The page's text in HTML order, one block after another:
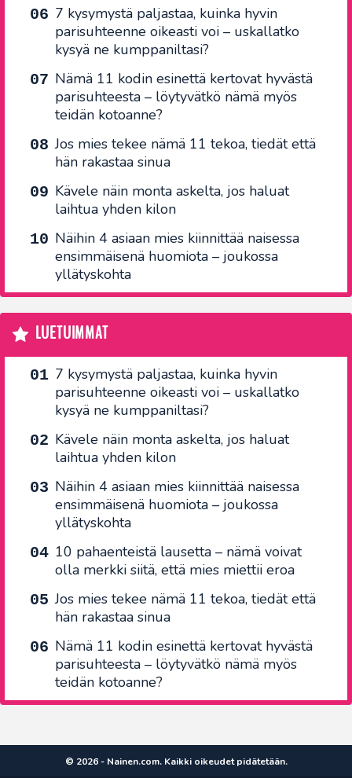
7 kysymystä paljastaa, kuinka hyvin
parisuhteenne oikeasti voi – uskallatko
kysyä ne kumppaniltasi?
Nämä 11 kodin esinettä kertovat hyvästä
parisuhteesta – löytyvätkö nämä myös
teidän kotoanne?
Jos mies tekee nämä 11 tekoa, tiedät että
hän rakastaa sinua
Kävele näin monta askelta, jos haluat
laihtua yhden kilon
Näihin 4 asiaan mies kiinnittää naisessa
ensimmäisenä huomiota – joukossa
yllätyskohta
LUETUIMMAT
7 kysymystä paljastaa, kuinka hyvin
parisuhteenne oikeasti voi – uskallatko
kysyä ne kumppaniltasi?
Kävele näin monta askelta, jos haluat
laihtua yhden kilon
Näihin 4 asiaan mies kiinnittää naisessa
ensimmäisenä huomiota – joukossa
yllätyskohta
10 pahaenteistä lausetta – nämä voivat
olla merkki siitä, että mies miettii eroa
Jos mies tekee nämä 11 tekoa, tiedät että
hän rakastaa sinua
Nämä 11 kodin esinettä kertovat hyvästä
parisuhteesta – löytyvätkö nämä myös
teidän kotoanne?
© 2026 - Nainen.com. Kaikki oikeudet pidätetään.